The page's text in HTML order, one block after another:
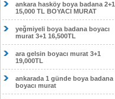
ankara hasköy boya badana 2+1
15,000 TL BOYACI MURAT
yeğmiyeli boya badana boyacı
murat 3+1 16,500TL
ara gelsin boyacı murat 3+1
19,000TL
ankarada 1 günde boya badana
boyacı murat